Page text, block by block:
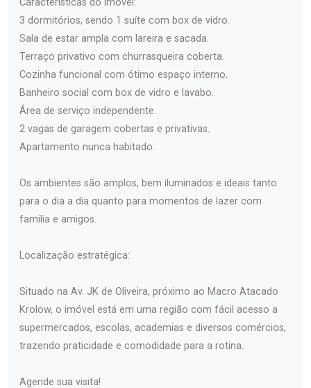
Características do imóvel:
3 dormitórios, sendo 1 suíte com box de vidro.
Sala de estar ampla com lareira e sacada.
Terraço privativo com churrasqueira coberta.
Cozinha funcional com ótimo espaço interno.
Banheiro social com box de vidro e lavabo.
Área de serviço independente.
2 vagas de garagem cobertas e privativas.
Apartamento nunca habitado.
Os ambientes são amplos, bem iluminados e ideais tanto
para o dia a dia quanto para momentos de lazer com
família e amigos.
Localização estratégica:
Situado na Av. JK de Oliveira, próximo ao Macro Atacado
Krolow, o imóvel está em uma região com fácil acesso a
supermercados, escolas, academias e diversos comércios,
trazendo praticidade e comodidade para a rotina.
Agende sua visita!